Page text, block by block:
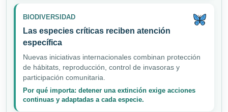
BIODIVERSIDAD
Las especies críticas reciben atención
específica
Nuevas iniciativas internacionales combinan protección
de hábitats, reproducción, control de invasoras y
participación comunitaria.
Por qué importa: detener una extinción exige acciones
continuas y adaptadas a cada especie.